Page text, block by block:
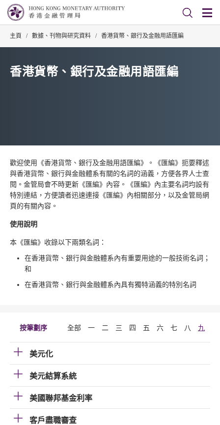
主頁 / 數據、刊物與研究資料 / 香港貨幣、銀行及金融用語匯編
香港貨幣、銀行及金融用語匯編
歡迎使用《香港貨幣、銀行及金融用語匯編》。《匯編》扼要釋述
與香港貨幣、銀行與金融體系有關的名詞的涵義，方便各界人士查
閱。金管局會不時更新《匯編》內容。《匯編》內主要名詞均設有
特別連結，方便讀者迅速連接《匯編》內相關部分，以及金管局網
頁的有關內容。
使用說明
本《匯編》收錄以下兩類名詞：
在香港貨幣、銀行與金融體系內有重要用途的一般技術名詞；
和
在香港貨幣、銀行與金融體系內具有獨特涵義的特別名詞
按筆劃序 全部 一 二 三 四 五 六 七 八 九
美元化
美元結算系統
美國聯邦基金利率
客戶盡職審查